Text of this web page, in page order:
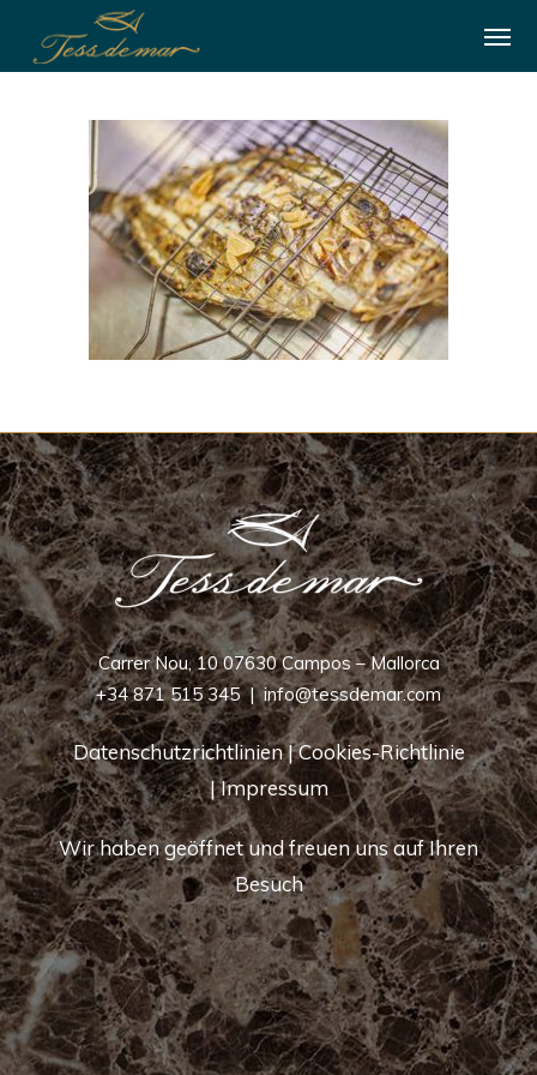
Carrer Nou, 10 07630 Campos – Mallorca
+34 871 515 345|info@tessdemar.com
Datenschutzrichtlinien|Cookies-Richtlinie
|Impressum
Wir haben geöffnet und freuen uns auf Ihren
Besuch